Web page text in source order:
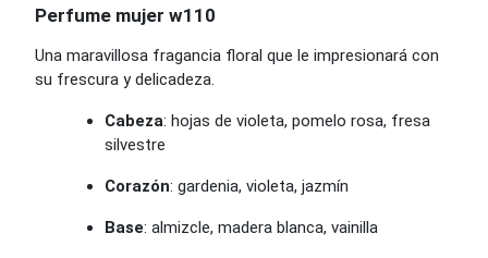
Perfume mujer w110
Una maravillosa fragancia floral que le impresionará con
su frescura y delicadeza.
Cabeza: hojas de violeta, pomelo rosa, fresa
silvestre
Corazón: gardenia, violeta, jazmín
Base: almizcle, madera blanca, vainilla